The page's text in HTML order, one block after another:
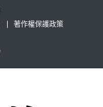
著作權保護政策